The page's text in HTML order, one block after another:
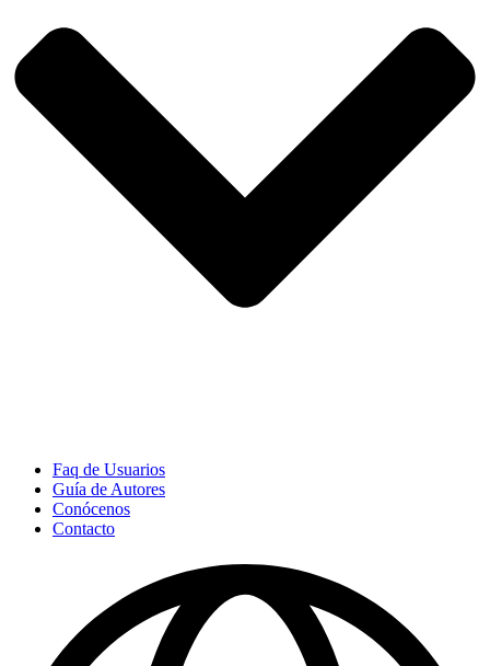
Faq de Usuarios
Guía de Autores
Conócenos
Contacto